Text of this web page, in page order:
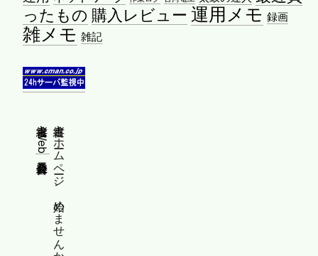
ったもの 購入レビュー 運用メモ 録画
雑メモ 雑記
縦書きホームページ、始めませんか？
縦書きWeb普及委員会